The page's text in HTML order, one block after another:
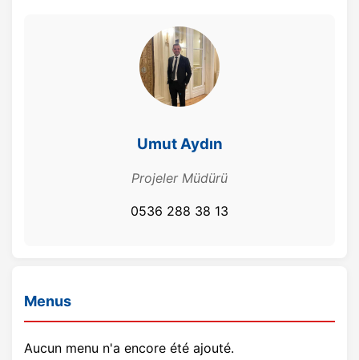
Umut Aydın
Projeler Müdürü
0536 288 38 13
Menus
Aucun menu n'a encore été ajouté.